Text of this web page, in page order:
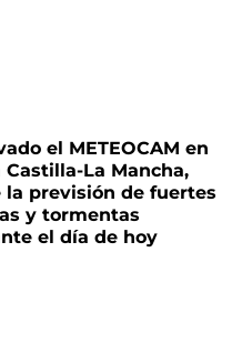
el METEOCAM en
Castilla-La Mancha,
la previsión de fuertes
y tormentas
el día de hoy